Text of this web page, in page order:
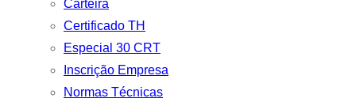
Carteira
Certificado TH
Especial 30 CRT
Inscrição Empresa
Normas Técnicas